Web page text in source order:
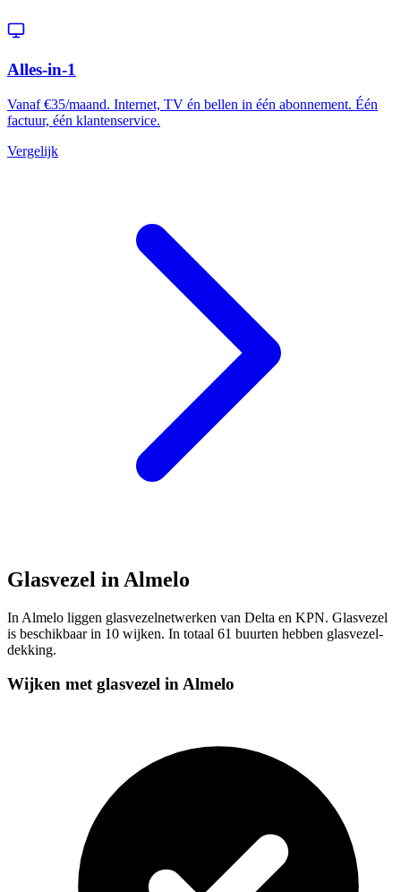
Alles-in-1
Vanaf €35/maand. Internet, TV én bellen in één abonnement. Één
factuur, één klantenservice.
Vergelijk
Glasvezel in Almelo
In Almelo liggen glasvezelnetwerken van Delta en KPN. Glasvezel
is beschikbaar in 10 wijken. In totaal 61 buurten hebben glasvezel-
dekking.
Wijken met glasvezel in Almelo